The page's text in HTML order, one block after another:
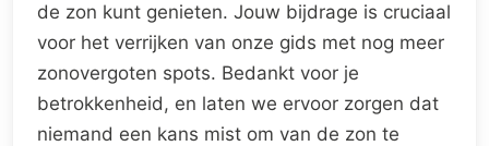
de zon kunt genieten. Jouw bijdrage is cruciaal
voor het verrijken van onze gids met nog meer
zonovergoten spots. Bedankt voor je
betrokkenheid, en laten we ervoor zorgen dat
niemand een kans mist om van de zon te